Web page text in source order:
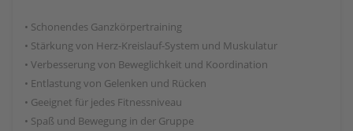
• Schonendes Ganzkörpertraining
• Stärkung von Herz-Kreislauf-System und Muskulatur
• Verbesserung von Beweglichkeit und Koordination
• Entlastung von Gelenken und Rücken
• Geeignet für jedes Fitnessniveau
• Spaß und Bewegung in der Gruppe